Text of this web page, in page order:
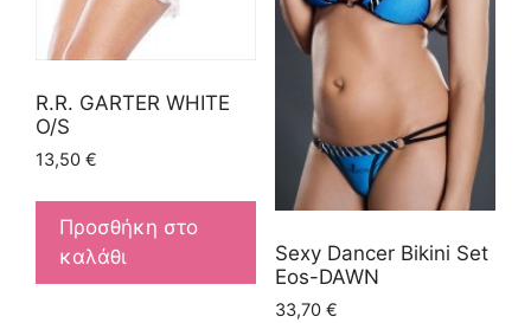
R.R. GARTER WHITE
O/S
13,50 €
Προσθήκη στο
καλάθι
Sexy Dancer Bikini Set
Eos-DAWN
33,70 €